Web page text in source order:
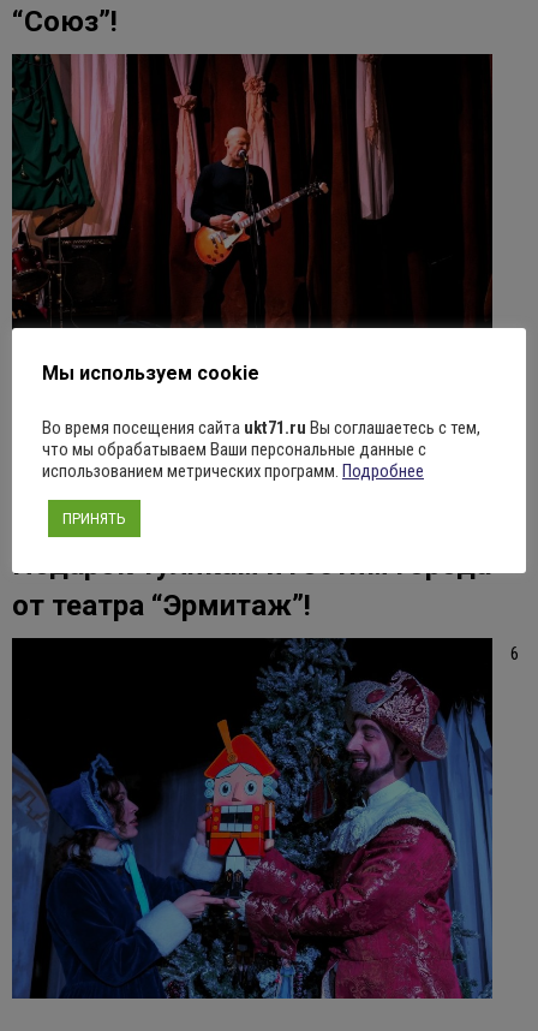
“Союз”!
Проводим новогодние праздники разнообразно! Всем известные
песни, веселье и заряд энергии не оставили равнодушным ни одного
зрителя!
Подробнее ...
Подарок тулякам и гостям города
от театра “Эрмитаж”!
6
Мы используем cookie
Во время посещения сайта ukt71.ru Вы соглашаетесь с тем,
что мы обрабатываем Ваши персональные данные с
использованием метрических программ. Подробнее
ПРИНЯТЬ